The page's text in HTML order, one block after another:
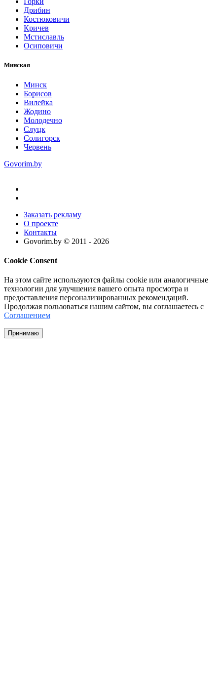
Дрибин
Костюковичи
Кричев
Мстиславль
Осиповичи
Минская
Минск
Борисов
Вилейка
Жодино
Молодечно
Слуцк
Солигорск
Червень
Govorim.by
Заказать рекламу
О проекте
Контакты
Govorim.by © 2011 - 2026
Cookie Consent
На этом сайте используются файлы cookie или аналогичные
технологии для улучшения вашего опыта просмотра и
предоставления персонализированных рекомендаций.
Продолжая пользоваться нашим сайтом, вы соглашаетесь с
Соглашением
Принимаю